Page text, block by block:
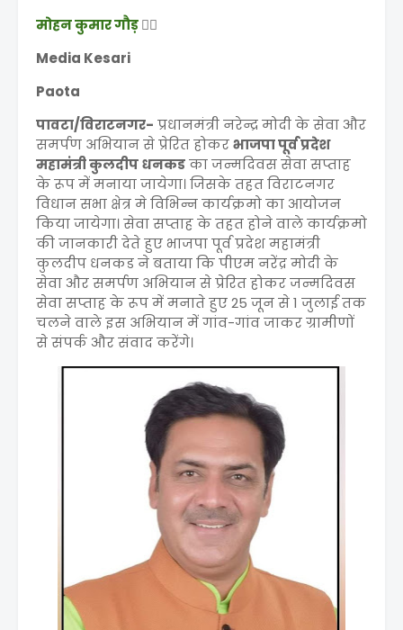
मोहन कुमार गौड़✍🏻
Media Kesari
Paota
पावटा/विराटनगर- प्रधानमंत्री नरेन्द्र मोदी के सेवा और
समर्पण अभियान से प्रेरित होकरभाजपा पूर्व प्रदेश
महामंत्री कुलदीप धनकडका जन्मदिवस सेवा सप्ताह
के रूप में मनाया जायेगा। जिसके तहत विराटनगर
विधान सभा क्षेत्र मे विभिन्न कार्यक्रमो का आयोजन
किया जायेगा। सेवा सप्ताह के तहत होने वाले कार्यक्रमो
की जानकारी देते हुए भाजपा पूर्व प्रदेश महामंत्री
कुलदीप धनकड ने बताया कि पीएम नरेंद्र मोदी के
सेवा और समर्पण अभियान से प्रेरित होकर जन्मदिवस
सेवा सप्ताह के रूप में मनाते हुए 25 जून से 1 जुलाई तक
चलने वाले इस अभियान में गांव-गांव जाकर ग्रामीणों
से संपर्क और संवाद करेंगे।